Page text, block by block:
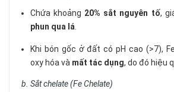
Chứa khoảng 20% sắt nguyên tố,
phun qua lá
Khi bón gốc ở đất có pH cao (>7),
oxy hóa và mất tác dụng, do đó hiệu
b. Sắt chelate (Fe Chelate)